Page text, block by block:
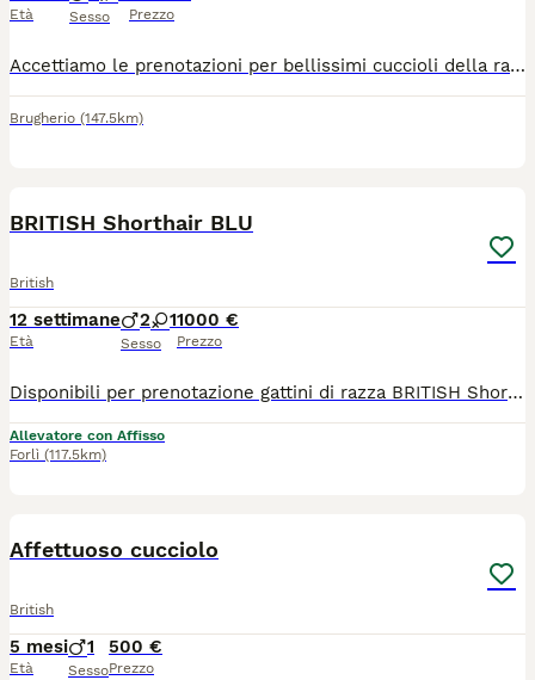
Età Sesso Prezzo
Accettiamo le prenotazioni per bellissimi cuccioli della razza British shorthair - maschietti. Pronte a trasferirsi nella nuova casa a metà giugno ad età di 3 mes, dopo aver effettuato tutti i vaccini, microchip, avranno il libretto sanitario personale e certificato di cessione. Tutti i cuccioli sono con il pedigree . I genitori sono testati FIV/FELV, PKD - negativo. Sono visibili i cuccioli e anche i genitori. Per ult info via whatsapp 3358177195 Siamo a Milano ma eventualmente possibile effettuare la consegna. Allevamento italiano.
Brugherio (147.5km)
BRITISH Shorthair BLU
British
12 settimane
Età
2 1
Sesso
1000 €
Prezzo
Disponibili per prenotazione gattini di razza BRITISH Shorthair nati il 15.05.2026.Saranno disponibili ad eta di 3 mesi e ceduti con tutti vaccini necessari , libretto sanitario., kit cucciolo. Gia sverminati, abituati a usare lettiera e tiragraffi. genitori visibili e sono testati dalle malattie genetiche FIV,FELV,PKD,ECO CARDIO- negativo. Tutti i nostri gatti vivono in famiglia , gattini nati e cresciuti in Italia. Pedigree ministeriale Agi, riconosciuto dalla Federazione internazionale WCF (World Cat Federation) Siamo a Forli , ma e possibile effettuare la consegna. Piu foto e video su whatsapp 3203347190
Allevatore con Affisso
Forlì (117.5km)
Affettuoso cucciolo
British
5 mesi
Età
1
Sesso
500 €
Prezzo